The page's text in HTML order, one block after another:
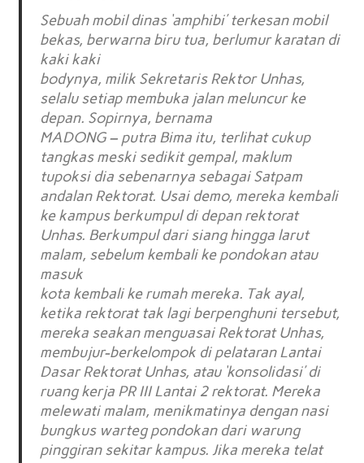
Sebuah mobil dinas ‘amphibi’ terkesan mobil
bekas, berwarna biru tua, berlumur karatan di
kaki kaki
bodynya, milik Sekretaris Rektor Unhas,
selalu setiap membuka jalan meluncur ke
depan. Sopirnya, bernama
MADONG – putra Bima itu, terlihat cukup
tangkas meski sedikit gempal, maklum
tupoksi dia sebenarnya sebagai Satpam
andalan Rektorat. Usai demo, mereka kembali
ke kampus berkumpul di depan rektorat
Unhas. Berkumpul dari siang hingga larut
malam, sebelum kembali ke pondokan atau
masuk
kota kembali ke rumah mereka. Tak ayal,
ketika rektorat tak lagi berpenghuni tersebut,
mereka seakan menguasai Rektorat Unhas,
membujur-berkelompok di pelataran Lantai
Dasar Rektorat Unhas, atau ‘konsolidasi’ di
ruang kerja PR III Lantai 2 rektorat. Mereka
melewati malam, menikmatinya dengan nasi
bungkus warteg pondokan dari warung
pinggiran sekitar kampus. Jika mereka telat